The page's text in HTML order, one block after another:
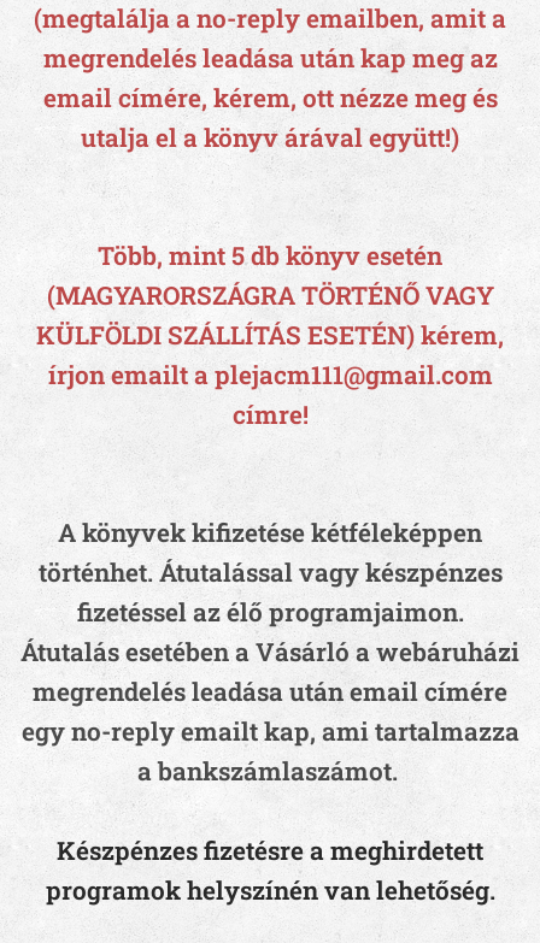
(megtalálja a no-reply emailben, amit a
megrendelés leadása után kap meg az
email címére, kérem, ott nézze meg és
utalja el a könyv árával együtt!)
Több, mint 5 db könyv esetén
(MAGYARORSZÁGRA TÖRTÉNŐ VAGY
KÜLFÖLDI SZÁLLÍTÁS ESETÉN) kérem,
írjon emailt a plejacm111@gmail.com
címre!
A könyvek kifizetése kétféleképpen
történhet. Átutalással vagy készpénzes
fizetéssel az élő programjaimon.
Átutalás esetében a Vásárló a webáruházi
megrendelés leadása után email címére
egy no-reply emailt kap, ami tartalmazza
a bankszámlaszámot.
Készpénzes fizetésre a meghirdetett
programok helyszínén van lehetőség.